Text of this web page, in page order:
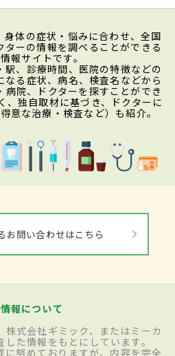
身体の症状・悩みに合わせ、全国
ーの情報を調べることができる
報サイトです。
、診療時間、医院の特徴などの
る症状、病名、検査名などから
院、ドクターを探すことができ
、独自取材に基づき、ドクターに
意な治療・検査など）も紹介。
お問い合わせはこちら
報について
式会社ギミック、またはミーカ
た情報をもとにしています。
努めておりますが、内容を完全